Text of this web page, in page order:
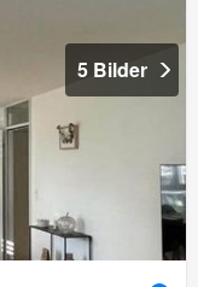
5 Bilder